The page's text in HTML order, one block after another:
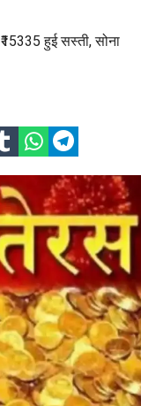
हुई सस्ती, सोना